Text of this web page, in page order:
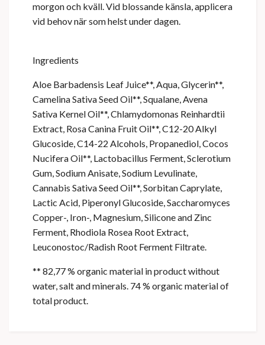
morgon och kväll. Vid blossande känsla, applicera
vid behov när som helst under dagen.
Ingredients
Aloe Barbadensis Leaf Juice**, Aqua, Glycerin**,
Camelina Sativa Seed Oil**, Squalane, Avena
Sativa Kernel Oil**, Chlamydomonas Reinhardtii
Extract, Rosa Canina Fruit Oil**, C12-20 Alkyl
Glucoside, C14-22 Alcohols, Propanediol, Cocos
Nucifera Oil**, Lactobacillus Ferment, Sclerotium
Gum, Sodium Anisate, Sodium Levulinate,
Cannabis Sativa Seed Oil**, Sorbitan Caprylate,
Lactic Acid, Piperonyl Glucoside, Saccharomyces
Copper-, Iron-, Magnesium, Silicone and Zinc
Ferment, Rhodiola Rosea Root Extract,
Leuconostoc/Radish Root Ferment Filtrate.
** 82,77 % organic material in product without
water, salt and minerals. 74 % organic material of
total product.